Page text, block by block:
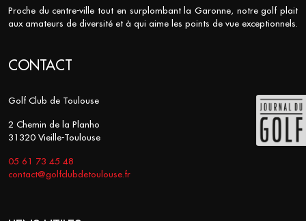
Proche du centre-ville tout en surplombant la Garonne, notre golf plait
aux amateurs de diversité et à qui aime les points de vue exceptionnels.
CONTACT
Golf Club de Toulouse
2 Chemin de la Planho
31320 Vieille-Toulouse
05 61 73 45 48
contact@golfclubdetoulouse.fr